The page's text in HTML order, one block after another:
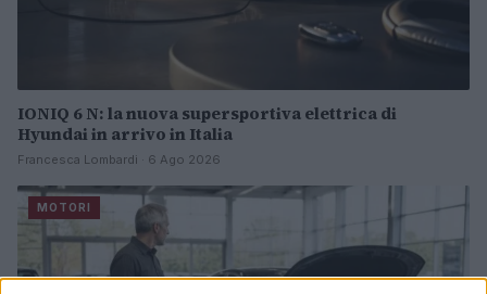
IONIQ 6 N: la nuova supersportiva elettrica di
Hyundai in arrivo in Italia
Francesca Lombardi · 6 Ago 2026
MOTORI